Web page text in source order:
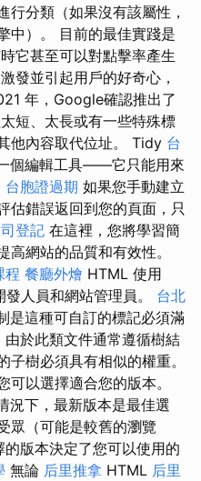
行分類（如果沒有該屬性，
中）。 目前的最佳實踐是
它甚至可以對點擊率產生
發並引起用戶的好奇心，
年，Google確認推出了
短、太長或有一些特殊標
他內容取代位址。 Tidy 台
個編輯工具——它只能用來
台胞證過期 如果您手動建立
估錯誤返回到您的頁面，只
登記 在這裡，您將學習簡
網站的品質和有效性。
程 餐廳外燴 HTML 使用
發人員和網站管理員。 台北
是這種可自訂的標記必須滿
由於此類文件通常遵循樹結
樹必須具有相似的權重。
可以選擇適合您的版本。
況下，最新版本是最佳選
眾（可能是較舊的瀏覽
的版本決定了您可以使用的
無論 后里推拿 HTML 后里